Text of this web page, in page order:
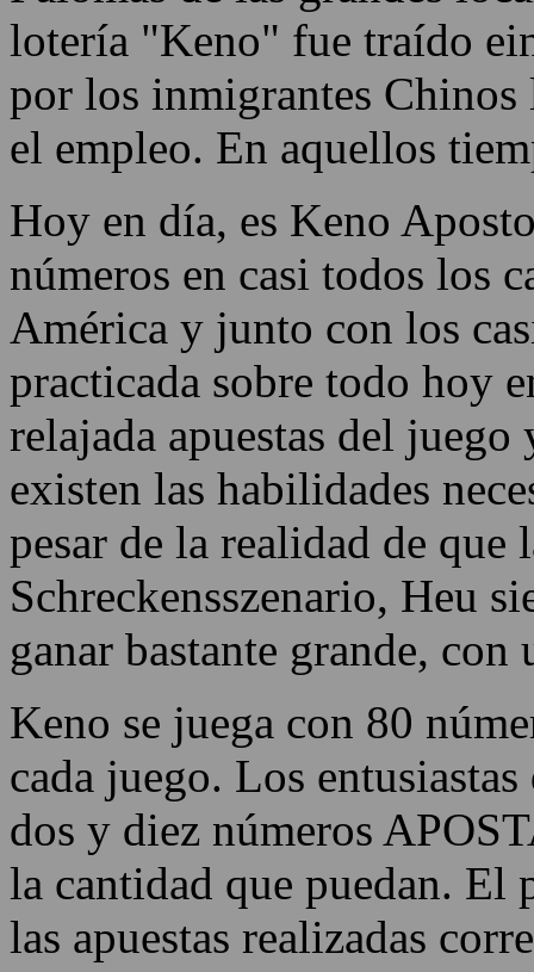
lotería "Keno" fue traído
por los inmigrantes Chinos
el empleo. En aquellos
Hoy en día, es Keno
números en casi todos los
América y junto con los
practicada sobre todo hoy
relajada apuestas del
existen las habilidades
pesar de la realidad de
Schreckensszenario, Heu
ganar bastante grande,
Keno se juega con 80
cada juego. Los
dos y diez números
la cantidad que puedan. El
las apuestas realizadas